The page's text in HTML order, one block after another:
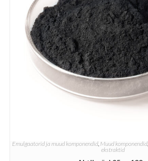
Emulgaatorid ja muud komponendid Muud komponendid
ekstraktid